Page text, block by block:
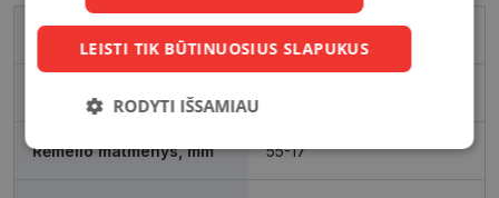
Prekės ženklas
Rėmelio matmenys, mm 55-17
LEISTI TIK BŪTINUOSIUS SLAPUKUS
RODYTI IŠSAMIAU
Būtinieji
Statistikos
Rinkodaros